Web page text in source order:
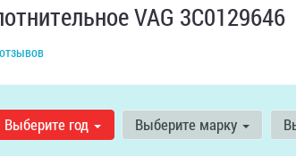
VAG 3C0129646
Выберите год Выберите марку